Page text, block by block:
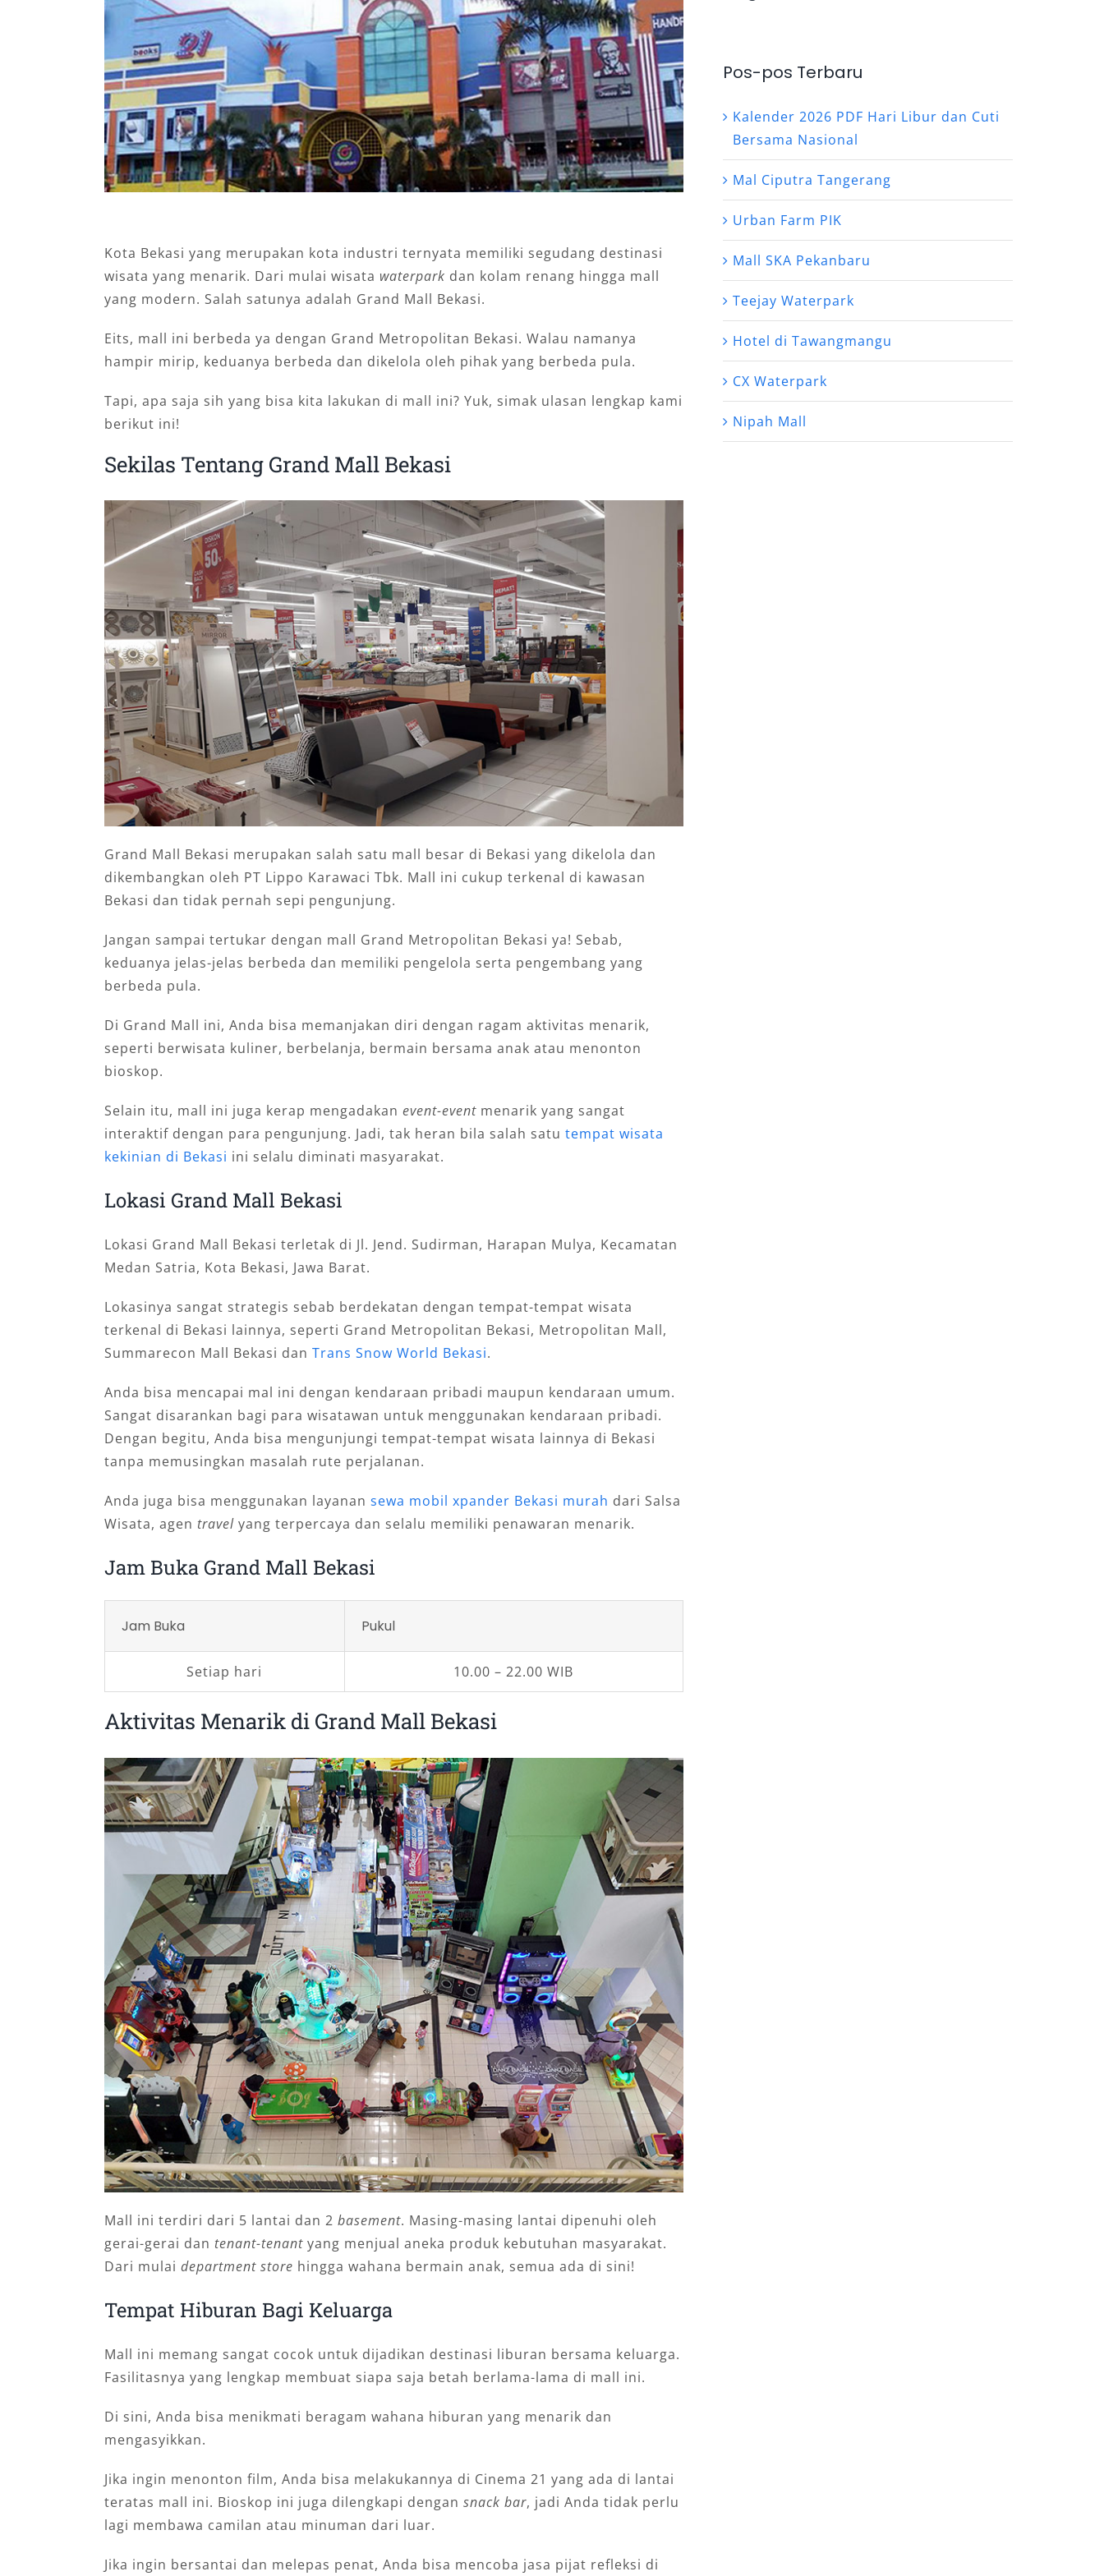
Kota Bekasi yang merupakan kota industri ternyata memiliki segudang destinasi
wisata yang menarik. Dari mulai wisata waterpark dan kolam renang hingga mall
yang modern. Salah satunya adalah Grand Mall Bekasi.
Eits, mall ini berbeda ya dengan Grand Metropolitan Bekasi. Walau namanya
hampir mirip, keduanya berbeda dan dikelola oleh pihak yang berbeda pula.
Tapi, apa saja sih yang bisa kita lakukan di mall ini? Yuk, simak ulasan lengkap kami
berikut ini!
Sekilas Tentang Grand Mall Bekasi
Grand Mall Bekasi merupakan salah satu mall besar di Bekasi yang dikelola dan
dikembangkan oleh PT Lippo Karawaci Tbk. Mall ini cukup terkenal di kawasan
Bekasi dan tidak pernah sepi pengunjung.
Jangan sampai tertukar dengan mall Grand Metropolitan Bekasi ya! Sebab,
keduanya jelas-jelas berbeda dan memiliki pengelola serta pengembang yang
berbeda pula.
Di Grand Mall ini, Anda bisa memanjakan diri dengan ragam aktivitas menarik,
seperti berwisata kuliner, berbelanja, bermain bersama anak atau menonton
bioskop.
Selain itu, mall ini juga kerap mengadakan event-event menarik yang sangat
interaktif dengan para pengunjung. Jadi, tak heran bila salah satu tempat wisata
kekinian di Bekasi ini selalu diminati masyarakat.
Lokasi Grand Mall Bekasi
Lokasi Grand Mall Bekasi terletak di Jl. Jend. Sudirman, Harapan Mulya, Kecamatan
Medan Satria, Kota Bekasi, Jawa Barat.
Lokasinya sangat strategis sebab berdekatan dengan tempat-tempat wisata
terkenal di Bekasi lainnya, seperti Grand Metropolitan Bekasi, Metropolitan Mall,
Summarecon Mall Bekasi dan Trans Snow World Bekasi.
Anda bisa mencapai mal ini dengan kendaraan pribadi maupun kendaraan umum.
Sangat disarankan bagi para wisatawan untuk menggunakan kendaraan pribadi.
Dengan begitu, Anda bisa mengunjungi tempat-tempat wisata lainnya di Bekasi
tanpa memusingkan masalah rute perjalanan.
Anda juga bisa menggunakan layanan sewa mobil xpander Bekasi murah dari Salsa
Wisata, agen travel yang terpercaya dan selalu memiliki penawaran menarik.
Jam Buka Grand Mall Bekasi
Jam Buka Pukul
Setiap hari 10.00 – 22.00 WIB
Aktivitas Menarik di Grand Mall Bekasi
Mall ini terdiri dari 5 lantai dan 2 basement. Masing-masing lantai dipenuhi oleh
gerai-gerai dan tenant-tenant yang menjual aneka produk kebutuhan masyarakat.
Dari mulai department store hingga wahana bermain anak, semua ada di sini!
Tempat Hiburan Bagi Keluarga
Mall ini memang sangat cocok untuk dijadikan destinasi liburan bersama keluarga.
Fasilitasnya yang lengkap membuat siapa saja betah berlama-lama di mall ini.
Di sini, Anda bisa menikmati beragam wahana hiburan yang menarik dan
mengasyikkan.
Jika ingin menonton film, Anda bisa melakukannya di Cinema 21 yang ada di lantai
teratas mall ini. Bioskop ini juga dilengkapi dengan snack bar, jadi Anda tidak perlu
lagi membawa camilan atau minuman dari luar.
Jika ingin bersantai dan melepas penat, Anda bisa mencoba jasa pijat refleksi di
Pos-pos Terbaru
Kalender 2026 PDF Hari Libur dan Cuti
Bersama Nasional
Mal Ciputra Tangerang
Urban Farm PIK
Mall SKA Pekanbaru
Teejay Waterpark
Hotel di Tawangmangu
CX Waterpark
Nipah Mall